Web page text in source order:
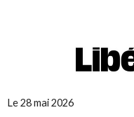
Le 28 mai 2026